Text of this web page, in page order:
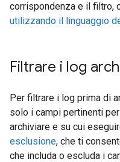
corrispondenza e il filtro,
utilizzando il linguaggio
Filtrare i log
Per filtrare i log prima di
solo i campi pertinenti
archiviare e su cui
esclusione, che ti
che includa o escluda i